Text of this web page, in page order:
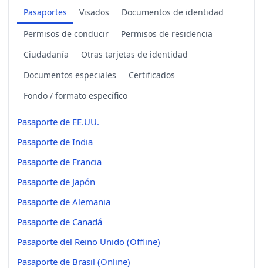
Pasaportes Visados
Documentos de identidad
Permisos de conducir
Permisos de residencia
Ciudadanía
Otras tarjetas de identidad
Documentos especiales
Certificados
Fondo / formato específico
Pasaporte de EE.UU.
Pasaporte de India
Pasaporte de Francia
Pasaporte de Japón
Pasaporte de Alemania
Pasaporte de Canadá
Pasaporte del Reino Unido (Offline)
Pasaporte de Brasil (Online)